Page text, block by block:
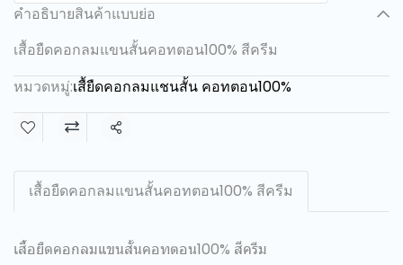
คำอธิบายสินค้าแบบย่อ
เสื้อยืดคอกลมแขนสั้นคอทตอน100% สีครีม
หมวดหมู่:เสื้ยืดคอกลมแชนสั้น คอทตอน100%
แชร์
เสื้อยืดคอกลมแขนสั้นคอทตอน100% สีครีม
เสื้อยืดคอกลมแขนสั้นคอทตอน100% สีครีม